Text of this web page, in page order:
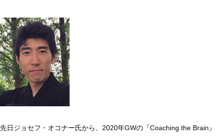
た
先日ジョセフ・オコナー氏から、2020年GWの『Coaching the Brain』